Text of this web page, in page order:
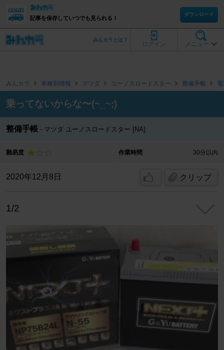
記事を保存していつでも見られる！
ダウンロード
メニュー
ログイン
みんカラとは？
みんカラ 車種別情報 マツダ ユーノスロードスター 整備手帳
乗ってないからな〜(~_~;)
整備手帳 マツダ ユーノスロードスター [NA]
難易度 作業時間 30分以内
2020年12月8日 クリップ
1/2